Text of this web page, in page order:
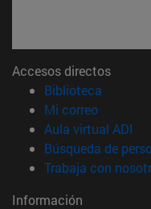
Accesos directos
Biblioteca
Mi correo(abre en
Aula virtual ADI
Búsqueda de
Trabaja con
Información